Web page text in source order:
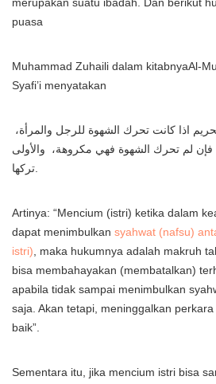
puasa
Muhammad Zuhaili dalam kitabnyaAl-
Syafi’i menyatakan
اذا كانت تحرك الشهوة للرجل والمرأة،
فإن لم تحرك الشهوة فهي مكروهة، والأولى
Artinya: “Mencium (istri) ketika dalam
dapat menimbulkan syahwat (nafsu)
istri) , maka hukumnya adalah makruh
bisa membahayakan (membatalkan)
apabila tidak sampai menimbulkan
saja. Akan tetapi, meninggalkan
baik”.
Sementara itu, jika mencium istri bisa